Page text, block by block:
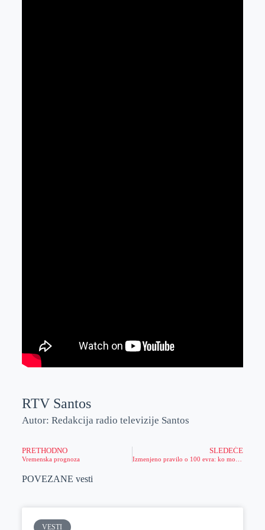
RTV Santos
Autor: Redakcija radio televizije Santos
PRETHODNO
Vremenska prognoza
SLEDEĆE
POVEZANE vesti
VESTI